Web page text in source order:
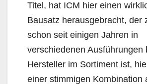
Titel, hat ICM hier einen
Bausatz herausgebracht, der
schon seit einigen Jahren in
verschiedenen Ausführungen
Hersteller im Sortiment ist,
einer stimmigen Kombination